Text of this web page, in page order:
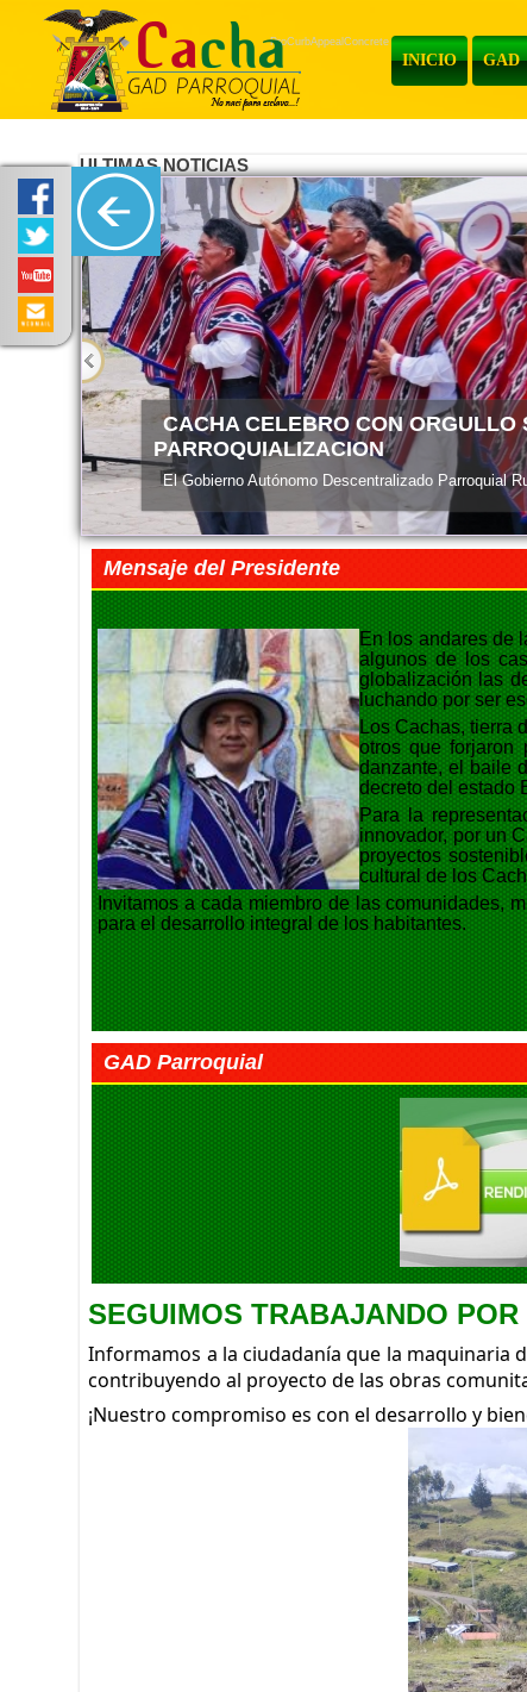
INICIO GAD
ProCurbAppealConcrete
ULTIMAS NOTICIAS
ENTREGA DE MATERIALES
El Gobierno Autónomo Descentralizado Parroquial
Mensaje del Presidente
En los andares de
algunos de los
globalización las
luchando por ser
Los Cachas, tierra
otros que forjaron
danzante, el baile
decreto del estado
Para la
innovador, por un
proyectos
cultural de los
Invitamos a cada miembro de las comunidades,
para el desarrollo integral de los habitantes.
GAD Parroquial
SEGUIMOS TRABAJANDO
Informamos a la ciudadanía que la maquinaria
contribuyendo al proyecto de las obras
¡Nuestro compromiso es con el desarrollo y